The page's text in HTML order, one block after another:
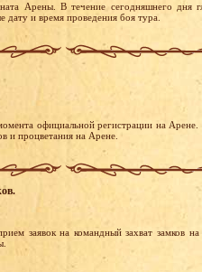
Арены. В течение сегодняшнего дня
дату и время проведения боя тура.
официальной регистрации на
и процветания на Арене.
заявок на командный захват замков